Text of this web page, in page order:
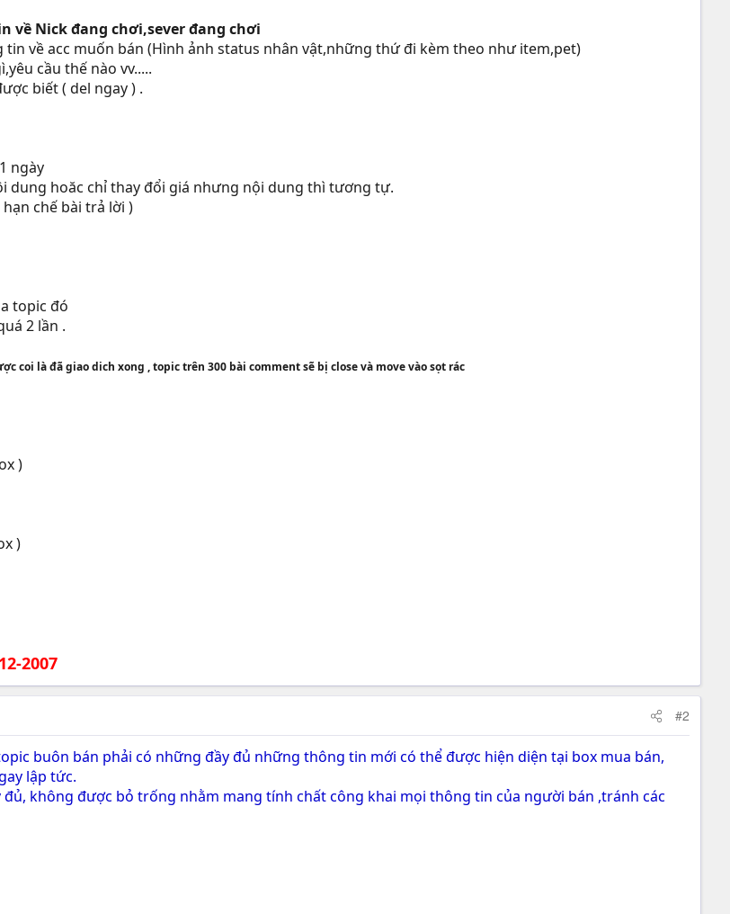
về Nick đang chơi,sever đang chơi
về acc muốn bán (Hình ảnh status nhân vật,những thứ đi kèm theo như item,pet)
cầu thế nào vv.....
biết ( del ngay ) .
ngày
dung hoăc chỉ thay đổi giá nhưng nội dung thì tương tự.
chế bài trả lời )
topic đó
2 lần .
coi là đã giao dich xong , topic trên 300 bài comment sẽ bị close và move vào sọt rác
)
)
2007
#2
buôn bán phải có những đầy đủ những thông tin mới có thể được hiện diện tại box mua bán,
lập tức.
đủ, không được bỏ trống nhằm mang tính chất công khai mọi thông tin của người bán ,tránh các